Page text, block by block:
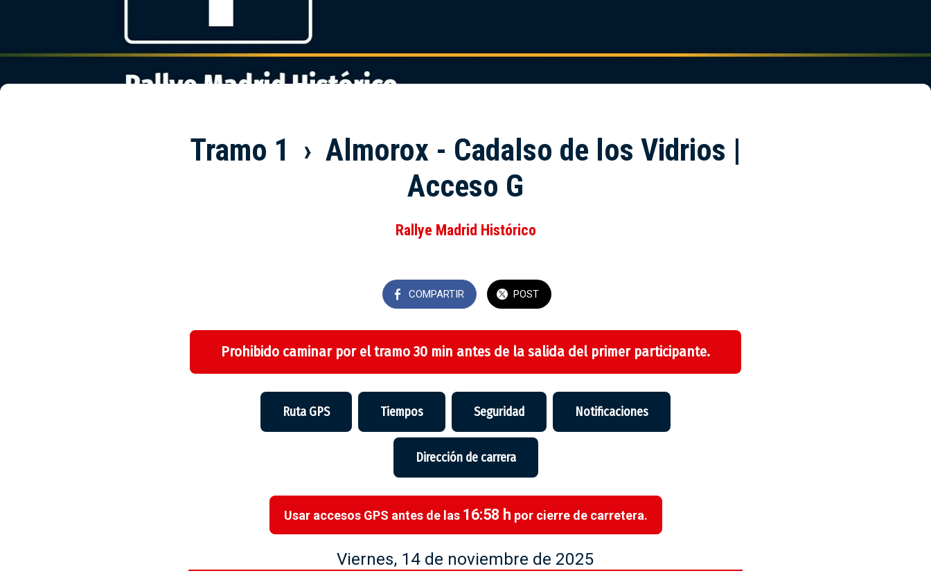
Tramo 1 › Almorox - Cadalso de los Vidrios |
Acceso G
Rallye Madrid Histórico
COMPARTIR POST
Prohibido caminar por el tramo 30 min antes de la salida del primer participante.
Ruta GPS Tiempos Seguridad Notificaciones
Dirección de carrera
Usar accesos GPS antes de las 16:58 h por cierre de carretera.
Viernes, 14 de noviembre de 2025